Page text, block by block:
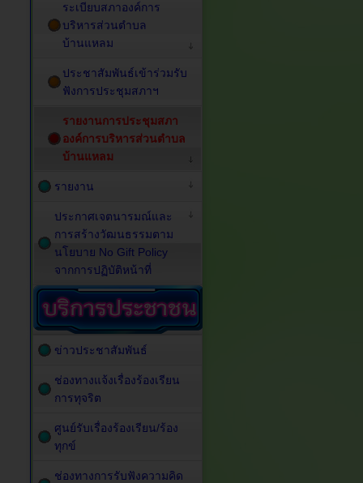
ระเบียบสภาองค์การ
บริหารส่วนตำบล
บ้านแหลม
ประชาสัมพันธ์เข้าร่วมรับ
ฟังการประชุมสภาฯ
รายงานการประชุมสภา
องค์การบริหารส่วนตำบล
บ้านแหลม
รายงาน
ประกาศเจตนารมณ์และ
การสร้างวัฒนธรรมตาม
นโยบาย No Gift Policy
จากการปฏิบัติหน้าที่
ข่าวประชาสัมพันธ์
ช่องทางแจ้งเรื่องร้องเรียน
การทุจริต
ศูนย์รับเรื่องร้องเรียน/ร้อง
ทุกข์
ช่องทางการรับฟังความคิด